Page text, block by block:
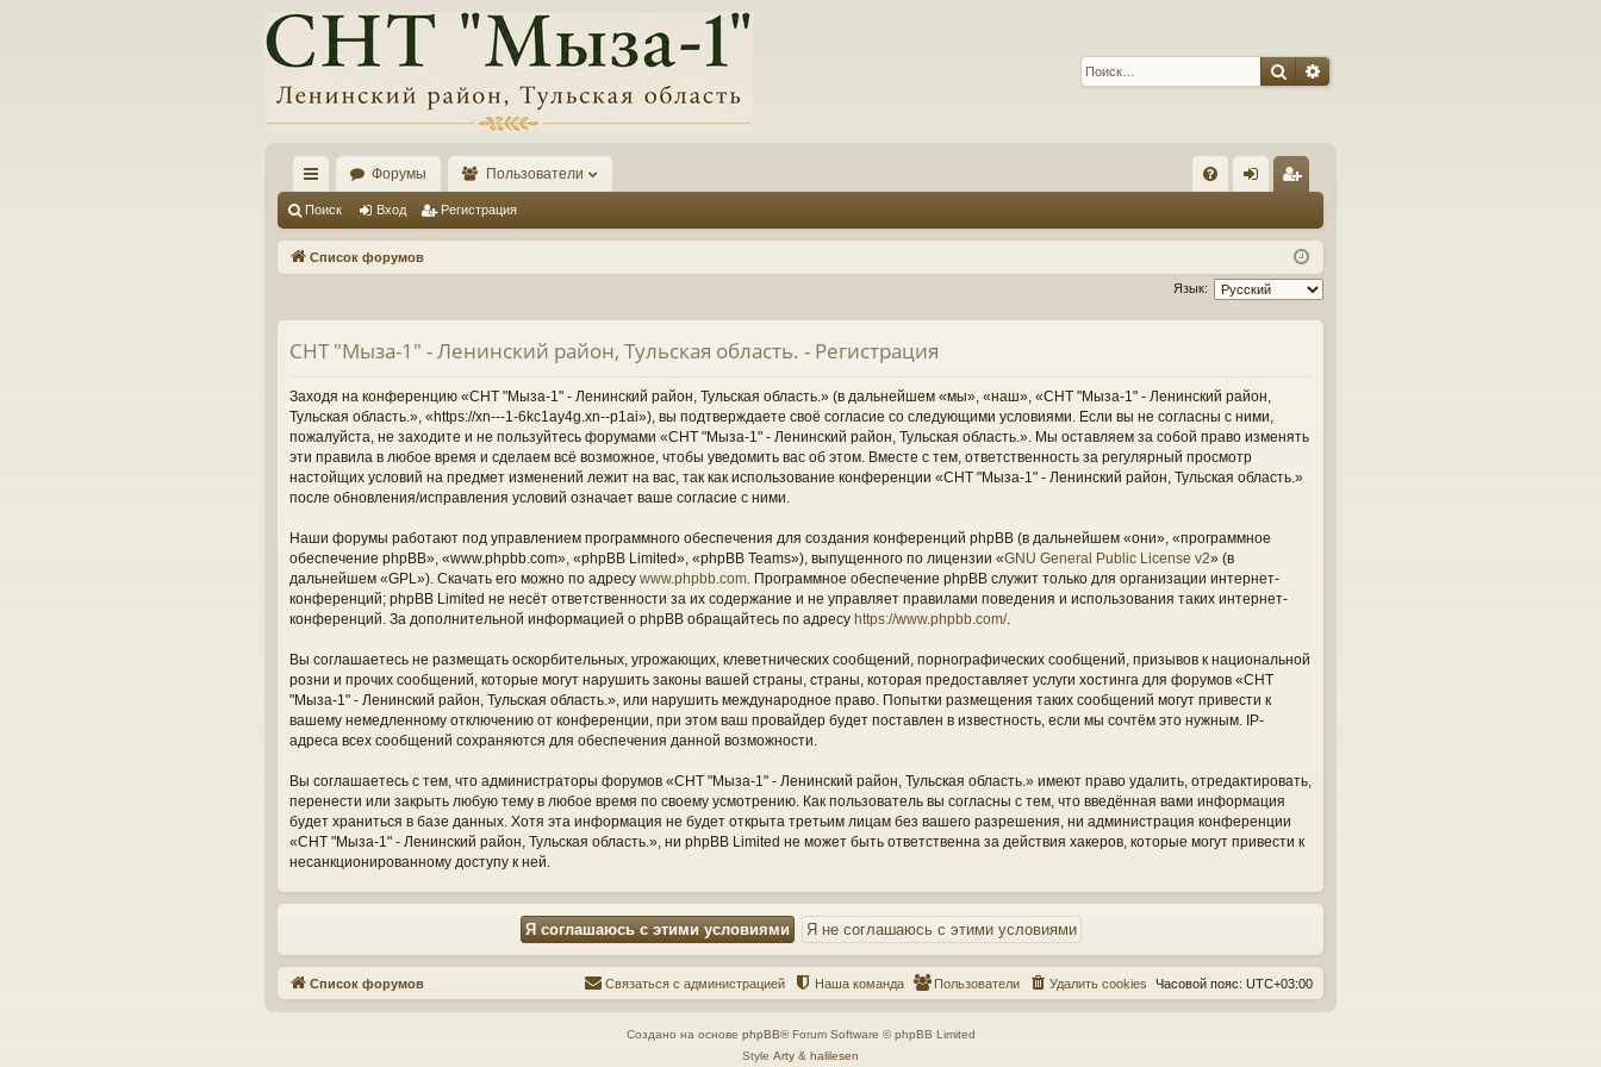
ПоискРасширенный поиск
с
ы
и
Форумы Пользователи
Q д ис
тр
ац
Поиск Вход Регистрация
Список форумов
Язык:
СНТ "Мыза-1" - Ленинский район, Тульская область. - Регистрация
Заходя на конференцию «СНТ "Мыза-1" - Ленинский район, Тульская область.» (в дальнейшем «мы», «наш», «СНТ "Мыза-1" - Ленинский район,
Тульская область.», «https://xn---1-6kc1ay4g.xn--p1ai»), вы подтверждаете своё согласие со следующими условиями. Если вы не согласны с ними,
пожалуйста, не заходите и не пользуйтесь форумами «СНТ "Мыза-1" - Ленинский район, Тульская область.». Мы оставляем за собой право изменять
эти правила в любое время и сделаем всё возможное, чтобы уведомить вас об этом. Вместе с тем, ответственность за регулярный просмотр
настойщих условий на предмет изменений лежит на вас, так как использование конференции «СНТ "Мыза-1" - Ленинский район, Тульская область.»
после обновления/исправления условий означает ваше согласие с ними.
Наши форумы работают под управлением программного обеспечения для создания конференций phpBB (в дальнейшем «они», «программное
обеспечение phpBB», «www.phpbb.com», «phpBB Limited», «phpBB Teams»), выпущенного по лицензии «GNU General Public License v2» (в
дальнейшем «GPL»). Скачать его можно по адресу www.phpbb.com. Программное обеспечение phpBB служит только для организации интернет-
конференций; phpBB Limited не несёт ответственности за их содержание и не управляет правилами поведения и использования таких интернет-
конференций. За дополнительной информацией о phpBB обращайтесь по адресу https://www.phpbb.com/.
Вы соглашаетесь не размещать оскорбительных, угрожающих, клеветнических сообщений, порнографических сообщений, призывов к национальной
розни и прочих сообщений, которые могут нарушить законы вашей страны, страны, которая предоставляет услуги хостинга для форумов «СНТ
"Мыза-1" - Ленинский район, Тульская область.», или нарушить международное право. Попытки размещения таких сообщений могут привести к
вашему немедленному отключению от конференции, при этом ваш провайдер будет поставлен в известность, если мы сочтём это нужным. IP-
адреса всех сообщений сохраняются для обеспечения данной возможности.
Вы соглашаетесь с тем, что администраторы форумов «СНТ "Мыза-1" - Ленинский район, Тульская область.» имеют право удалить, отредактировать,
перенести или закрыть любую тему в любое время по своему усмотрению. Как пользователь вы согласны с тем, что введённая вами информация
будет храниться в базе данных. Хотя эта информация не будет открыта третьим лицам без вашего разрешения, ни администрация конференции
«СНТ "Мыза-1" - Ленинский район, Тульская область.», ни phpBB Limited не может быть ответственна за действия хакеров, которые могут привести к
несанкционированному доступу к ней.
Список форумов Часовой пояс: UTC+03:00
Удалить cookies
Пользователи
Наша команда
Связаться с администрацией
Создано на основе phpBB® Forum Software © phpBB Limited
Style Arty & halilesen